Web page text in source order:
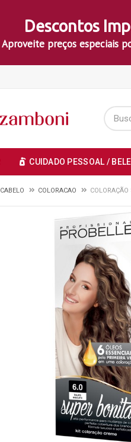
Descontos
Aproveite preços especiais
CUIDADO PESSOAL /
CABELO COLORACAO